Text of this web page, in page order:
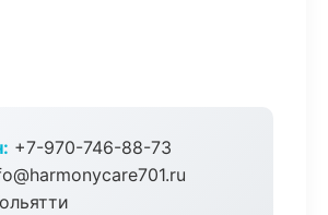
+7-970-746-88-73